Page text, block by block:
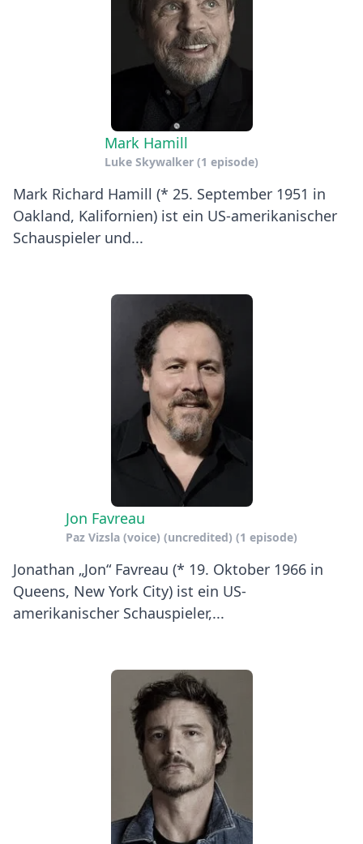
Mark Hamill
Luke Skywalker (1 episode)
Mark Richard Hamill (* 25. September 1951 in
Oakland, Kalifornien) ist ein US-amerikanischer
Schauspieler und...
Jon Favreau
Paz Vizsla (voice) (uncredited) (1 episode)
Jonathan „Jon“ Favreau (* 19. Oktober 1966 in
Queens, New York City) ist ein US-
amerikanischer Schauspieler,...